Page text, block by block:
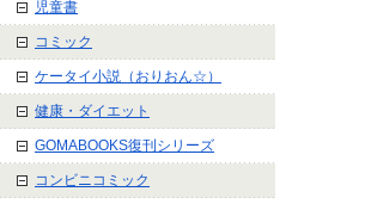
児童書
コミック
ケータイ小説（おりおん☆）
健康・ダイエット
GOMABOOKS復刊シリーズ
コンビニコミック